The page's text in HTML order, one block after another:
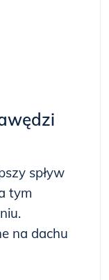
spływ
tym
na dachu